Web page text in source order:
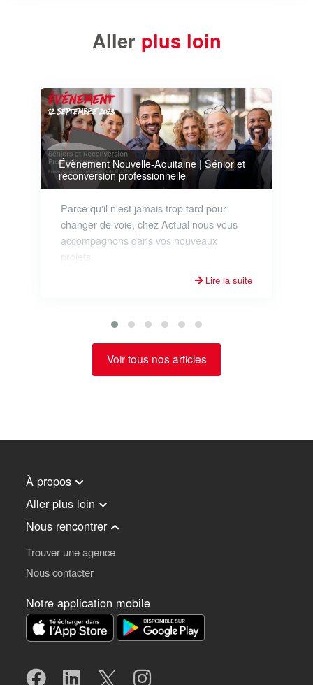
Aller plus loin
Évènement Nouvelle-Aquitaine | Sénior et
reconversion professionnelle
Parce qu'il n'est jamais trop tard pour
changer de voie, chez Actual nous vous
accompagnons dans vos nouveaux
projets.
Lire la suite
Voir tous nos articles
À propos
Aller plus loin
Nous rencontrer
Trouver une agence
Nous contacter
Notre application mobile